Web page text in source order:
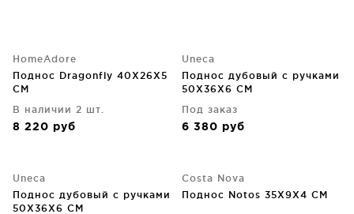
HomeAdore
Поднос Dragonfly 40X26X5
CM
В наличии 2 шт.
8 220 руб
Uneca
Поднос дубовый с ручками
50X36X6 CM
Под заказ
6 380 руб
Uneca
Поднос дубовый с ручками
50X36X6 CM
Costa Nova
Поднос Notos 35X9X4 CM